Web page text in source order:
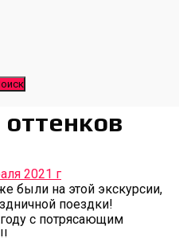
и Крыму
2021 г
были на этой экскурсии,
поездки!
с потрясающим